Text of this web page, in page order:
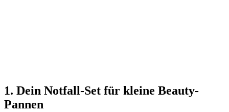
1. Dein Notfall-Set für kleine Beauty-
Pannen